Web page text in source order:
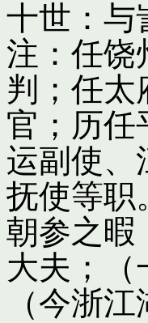
十世：与
注：任饶
判；任太
官；历任
运副使、
抚使等职
朝参之暇
大夫；（
（今浙江